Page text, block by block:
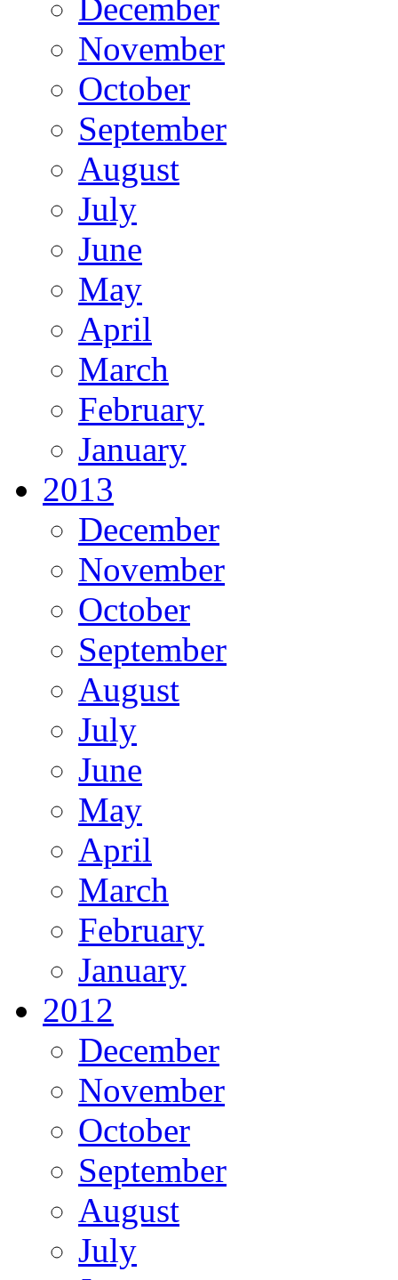
December
November
October
September
August
July
June
May
April
March
February
January
2013
December
November
October
September
August
July
June
May
April
March
February
January
2012
December
November
October
September
August
July